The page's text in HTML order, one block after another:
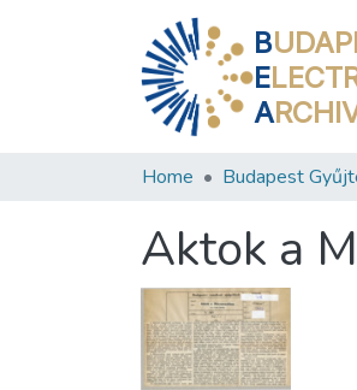
B
E
A
Home Budapest
Aktok a